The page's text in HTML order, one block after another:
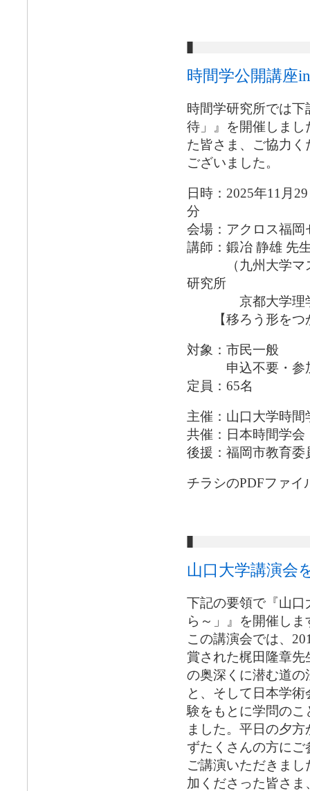
時間学公開講座
時間学研究所では
待」』を開催しま
た皆さま、ご協力
ございました。
日時：2025年11月
分
会場：アクロス福岡
講師：鍛冶 静雄 先
（九州大学マス
研究所
京都大学理学
【移ろう形をつ
対象：市民一般
申込不要・参
定員：65名
主催：山口大学時間
共催：日本時間学会
後援：福岡市教育委
チラシのPDFファイ
山口大学講演会
下記の要領で『山
ら～」』を開催しま
この講演会では、
賞された梶田隆章
の奥深くに潜む道
と、そして日本学
験をもとに学問の
ました。平日の夕
ずたくさんの方に
ご講演いただきま
加くださった皆さ